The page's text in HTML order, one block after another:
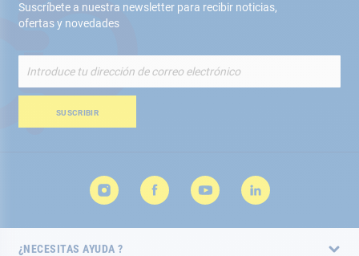
Suscríbete a nuestra newsletter para recibir noticias,
ofertas y novedades
nuestro
de
SUSCRIBIR
¿NECESITAS AYUDA ?